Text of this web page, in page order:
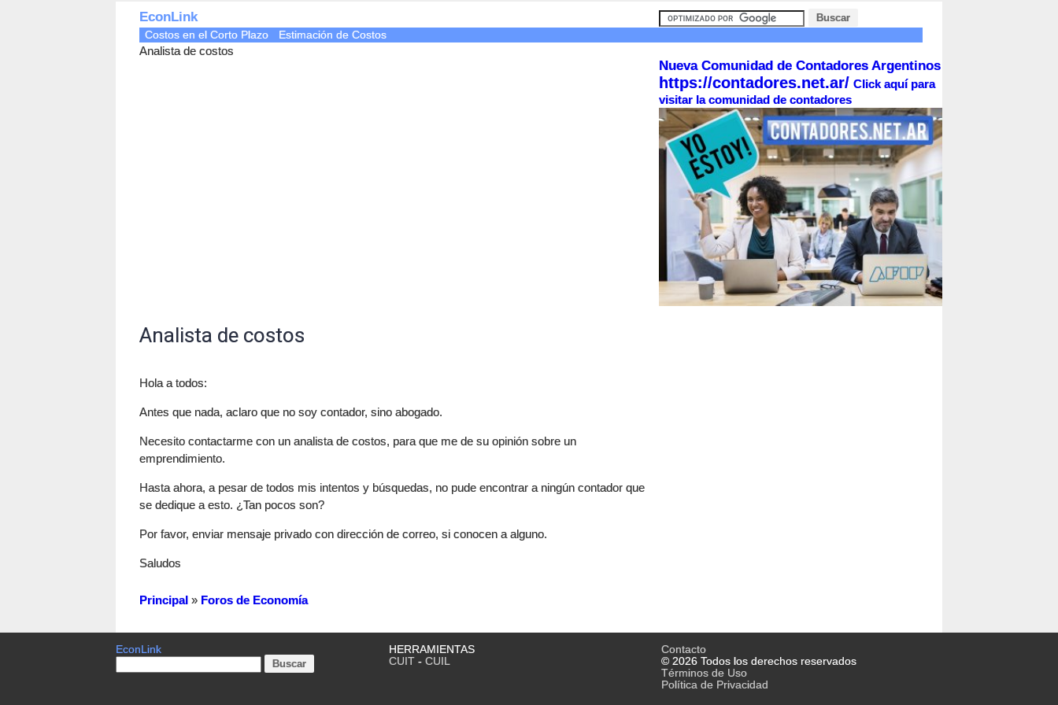
EconLink
Costos en el Corto Plazo Estimación de Costos
Analista de costos
Analista de costos
Hola a todos:
Antes que nada, aclaro que no soy contador, sino abogado.
Necesito contactarme con un analista de costos, para que me de su opinión sobre un
emprendimiento.
Hasta ahora, a pesar de todos mis intentos y búsquedas, no pude encontrar a ningún contador que
se dedique a esto. ¿Tan pocos son?
Por favor, enviar mensaje privado con dirección de correo, si conocen a alguno.
Saludos
Principal » Foros de Economía
Nueva Comunidad de Contadores Argentinos
https://contadores.net.ar/ Click aquí para
visitar la comunidad de contadores
EconLink
HERRAMIENTAS
CUIT- CUIL
Contacto
© 2026 Todos los derechos reservados
Términos de Uso
Política de Privacidad